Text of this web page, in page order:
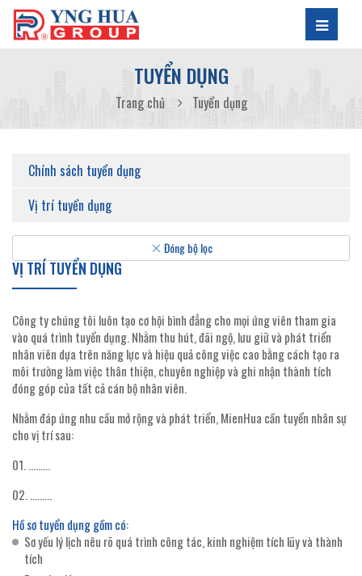
TUYỂN DỤNG
Trang chủ Tuyển dụng
Chính sách tuyển dụng
Vị trí tuyển dụng
Đóng bộ lọc
VỊ TRÍ TUYỂN DỤNG
Công ty chúng tôi luôn tạo cơ hội bình đẳng cho mọi ứng viên tham gia
vào quá trình tuyển dụng. Nhằm thu hút, đãi ngộ, lưu giữ và phát triển
nhân viên dựa trên năng lực và hiệu quả công việc cao bằng cách tạo ra
môi trường làm việc thân thiện, chuyên nghiệp và ghi nhận thành tích
đóng góp của tất cả cán bộ nhân viên.
Nhằm đáp ứng nhu cầu mở rộng và phát triển, MienHua cần tuyển nhân sự
cho vị trí sau:
01. .........
02. .........
Hồ sơ tuyển dụng gồm có:
Sơ yếu lý lịch nêu rõ quá trình công tác, kinh nghiệm tích lũy và thành
tích